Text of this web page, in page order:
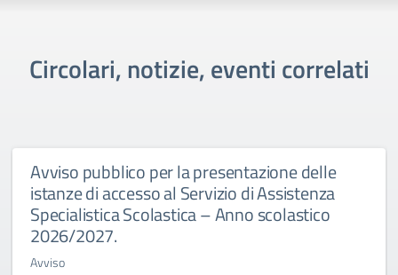
Circolari, notizie, eventi correlati
Avviso pubblico per la presentazione delle
istanze di accesso al Servizio di Assistenza
Specialistica Scolastica – Anno scolastico
2026/2027.
Avviso